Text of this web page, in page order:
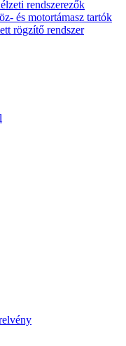
rendszerezők
és motortámasz tartók
rögzítő rendszer